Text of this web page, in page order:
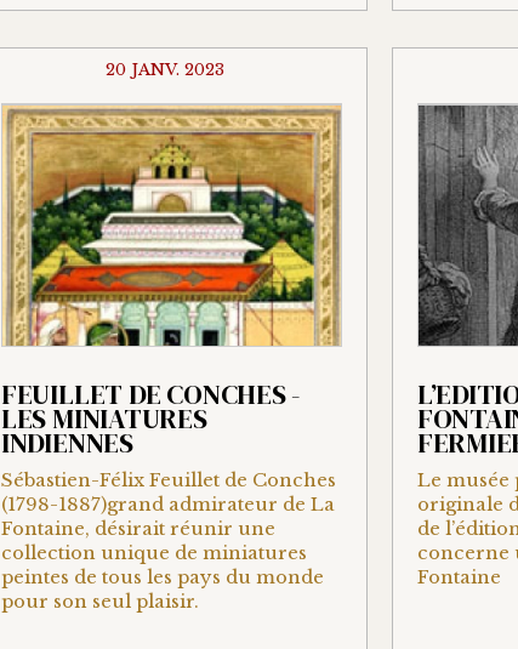
20 JANV. 2023
FEUILLET DE CONCHES -
LES MINIATURES
INDIENNES
Sébastien-Félix Feuillet de Conches
(1798-1887)grand admirateur de La
Fontaine, désirait réunir une
collection unique de miniatures
peintes de tous les pays du monde
pour son seul plaisir.
Le musée
originale
de
concerne
Fontaine